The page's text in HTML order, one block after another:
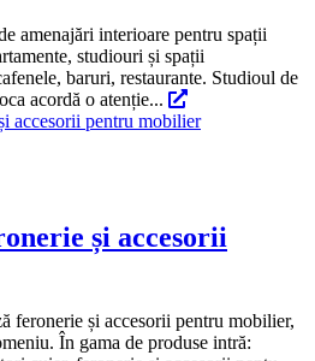
amenajări interioare pentru spații
studiouri și spații
baruri, restaurante. Studioul de
acordă o atenție...
și accesorii
feronerie și accesorii pentru mobilier,
În gama de produse intră: